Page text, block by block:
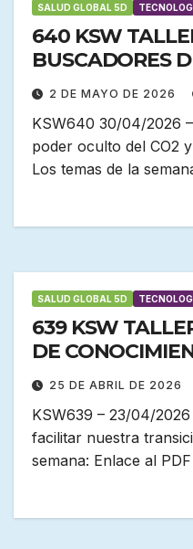
SALUD GLOBAL 5D
640 KSW
BUSCADORES
2 DE MAYO DE 2026
KSW640 30/04/2026
poder oculto del CO2
Los temas de la
SALUD GLOBAL 5D
639 KSW
DE
25 DE ABRIL DE 2026
KSW639 – 23/04/
facilitar nuestra
semana: Enlace al PDF